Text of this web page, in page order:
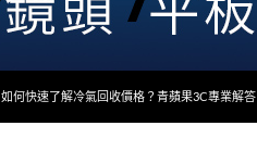
如何快速了解冷氣回收價格？青蘋果3C專業解答